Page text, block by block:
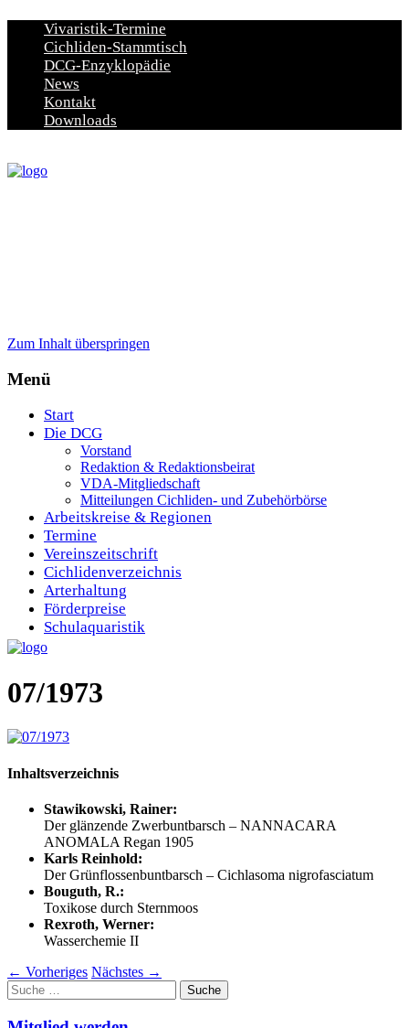
Vivaristik-Termine
Cichliden-Stammtisch
DCG-Enzyklopädie
News
Kontakt
Downloads
Zum Inhalt überspringen
Menü
Start
Die DCG
Vorstand
Redaktion & Redaktionsbeirat
VDA-Mitgliedschaft
Mitteilungen Cichliden- und Zubehörbörse
Arbeitskreise & Regionen
Termine
Vereinszeitschrift
Cichlidenverzeichnis
Arterhaltung
Förderpreise
Schulaquaristik
07/1973
Inhaltsverzeichnis
Stawikowski, Rainer:
Der glänzende Zwerbuntbarsch – NANNACARA
ANOMALA Regan 1905
Karls Reinhold:
Der Grünflossenbuntbarsch – Cichlasoma nigrofasciatum
Bouguth, R.:
Toxikose durch Sternmoos
Rexroth, Werner:
Wasserchemie II
← Vorheriges Nächstes →
Suche
nach: